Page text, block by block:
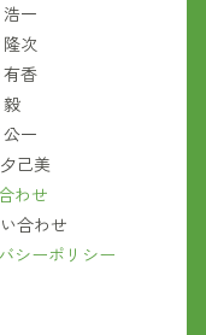
一
次
香
一
己美
わせ
合わせ
シーポリシー